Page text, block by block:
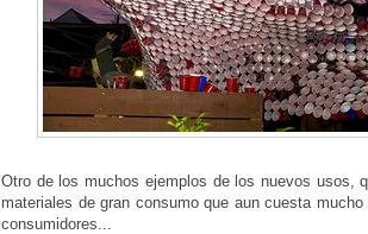
Otro de los muchos ejemplos de los nuevos usos,
materiales de gran consumo que aun cuesta
consumidores...